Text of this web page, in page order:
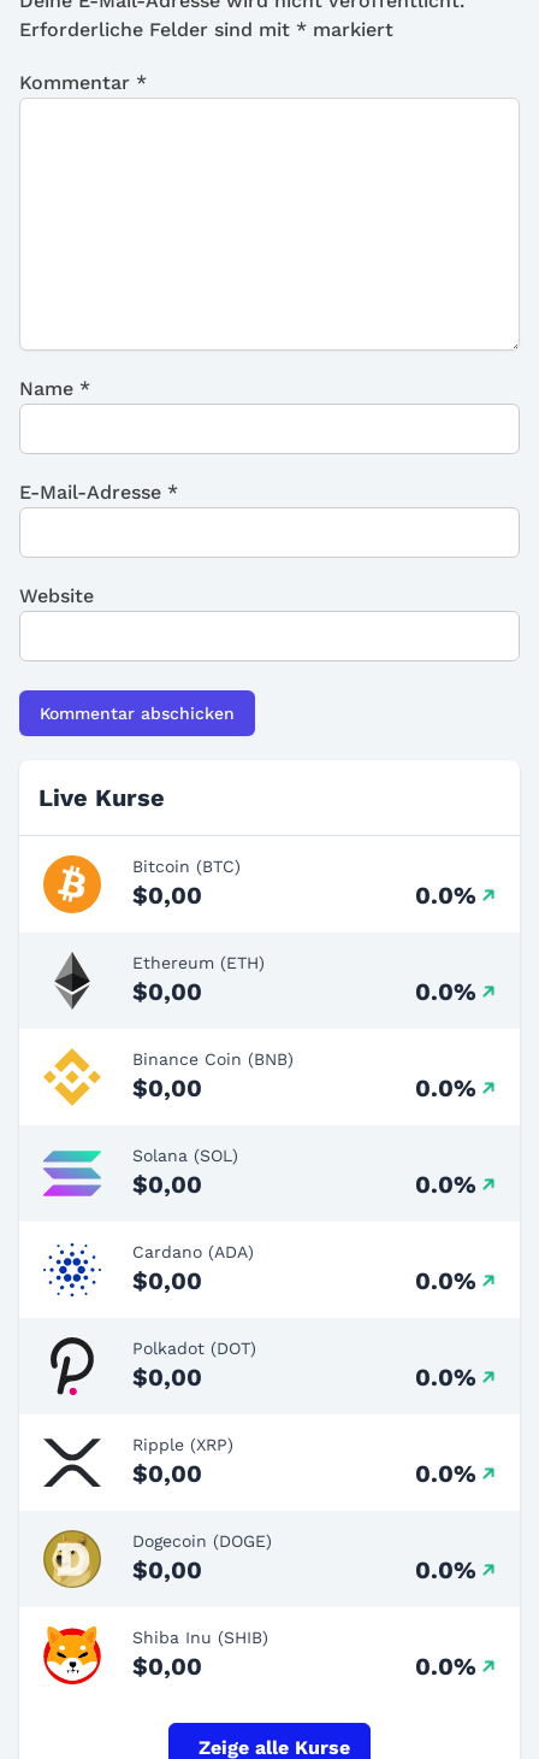
Erforderliche Felder sind mit * markiert
Kommentar *
Name *
E-Mail-Adresse *
Website
Live Kurse
Bitcoin (BTC)
$0,00 0.0%
Ethereum (ETH)
$0,00 0.0%
Binance Coin (BNB)
$0,00 0.0%
Solana (SOL)
$0,00 0.0%
Cardano (ADA)
$0,00 0.0%
Polkadot (DOT)
$0,00 0.0%
Ripple (XRP)
$0,00 0.0%
Dogecoin (DOGE)
$0,00 0.0%
Shiba Inu (SHIB)
$0,00 0.0%
Zeige alle Kurse